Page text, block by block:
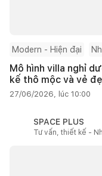
Modern - Hiện đại
Mô hình villa nghỉ
kế thô mộc và vẻ
27/06/2026, lúc 10:00
SPACE PLUS
Tư vấn, thiết kế -